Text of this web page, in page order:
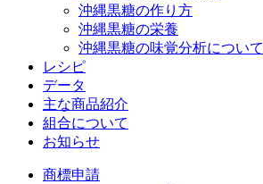
沖縄黒糖の作り方
沖縄黒糖の栄養
沖縄黒糖の味覚分析について
レシピ
データ
主な商品紹介
組合について
お知らせ
商標申請